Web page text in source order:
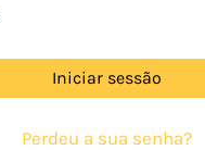
Iniciar sessão
Perdeu a sua senha?